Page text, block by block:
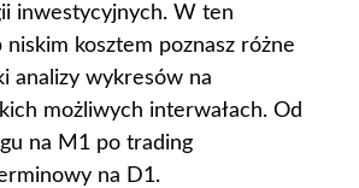
inwestycyjnych. W ten
niskim kosztem poznasz różne
analizy wykresów na
możliwych interwałach. Od
na M1 po trading
na D1.